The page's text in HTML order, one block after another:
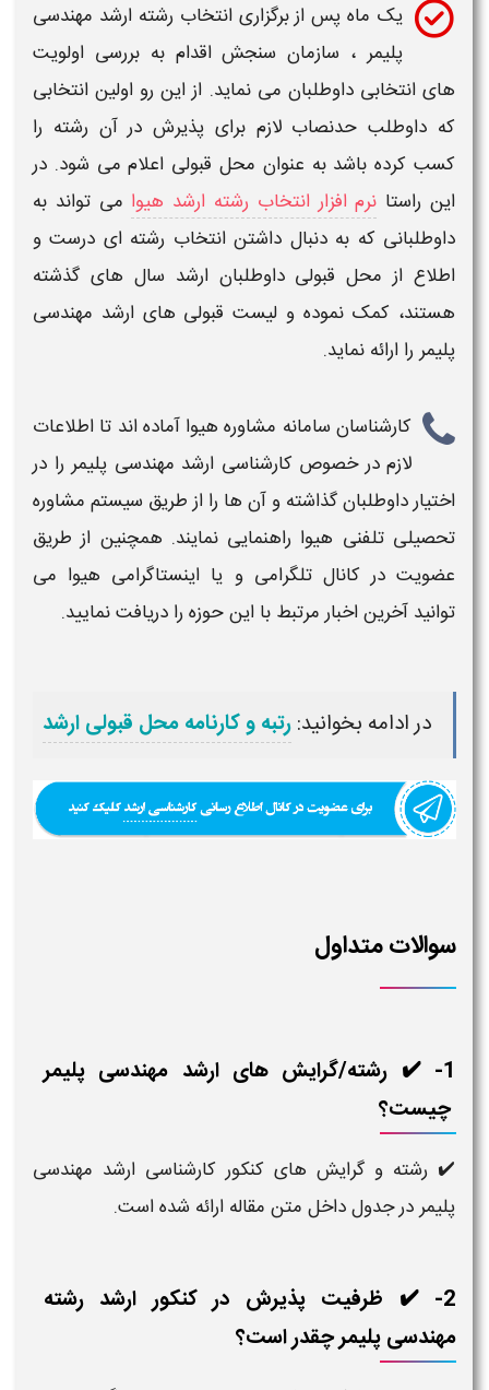
یک ماه پس از برگزاریانتخاب رشته ارشد مهندسی
پلیمر​ ، سازمان سنجش اقدام به بررسی اولویت
های انتخابی داوطلبان می نماید. از این رو اولین انتخابی
که داوطلب حدنصاب لازم برای پذیرش در آن رشته را
کسب کرده باشد به عنوان محل قبولی اعلام می شود. در
این راستا نرم افزار انتخاب رشته ارشد هیوا می تواند به
داوطلبانی که به دنبال داشتنانتخاب رشته ای درست و
اطلاع از محل قبولی داوطلبانارشد سال های گذشته
هستند، کمک نموده و لیست قبولی های ارشد مهندسی
پلیمر​ را ارائه نماید.
کارشناسان سامانه مشاوره هیوا آماده اند تا اطلاعات
لازم در خصوص کارشناسی ارشد مهندسی پلیمر​ را در
اختیار داوطلبان گذاشته و آن ها را از طریق سیستم مشاوره
تحصیلی تلفنی هیوا راهنمایی نمایند. همچنین از طریق
عضویت در کانال تلگرامی و یا اینستاگرامی هیوا می
توانید آخرین اخبار مرتبط با این حوزه را دریافت نمایید.
در ادامه بخوانید:رتبه و کارنامه محل قبولی ارشد
سوالات متداول
1- ✔️ رشته/گرایش های ارشد مهندسی پلیمر​
چیست؟
✔️ رشته و گرایش های کنکور کارشناسی ارشد مهندسی
پلیمر​ در جدول داخل متن مقاله ارائه شده است.
2- ✔️ ظرفیت پذیرش در کنکور ارشد رشته
مهندسی پلیمر​ چقدر است؟